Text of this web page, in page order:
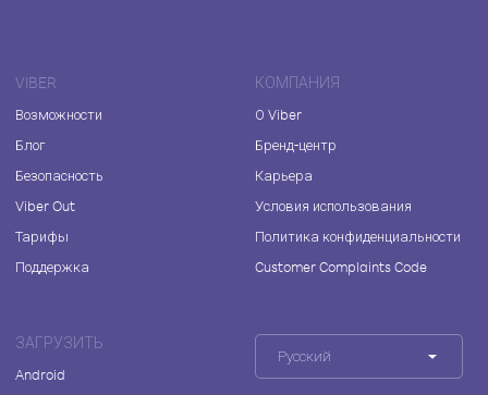
VIBER
Возможности
Блог
Безопасность
Viber Out
Тарифы
Поддержка
КОМПАНИЯ
О Viber
Бренд-центр
Карьера
Условия использования
Политика конфиденциальности
Customer Complaints Code
ЗАГРУЗИТЬ
Android
Русский